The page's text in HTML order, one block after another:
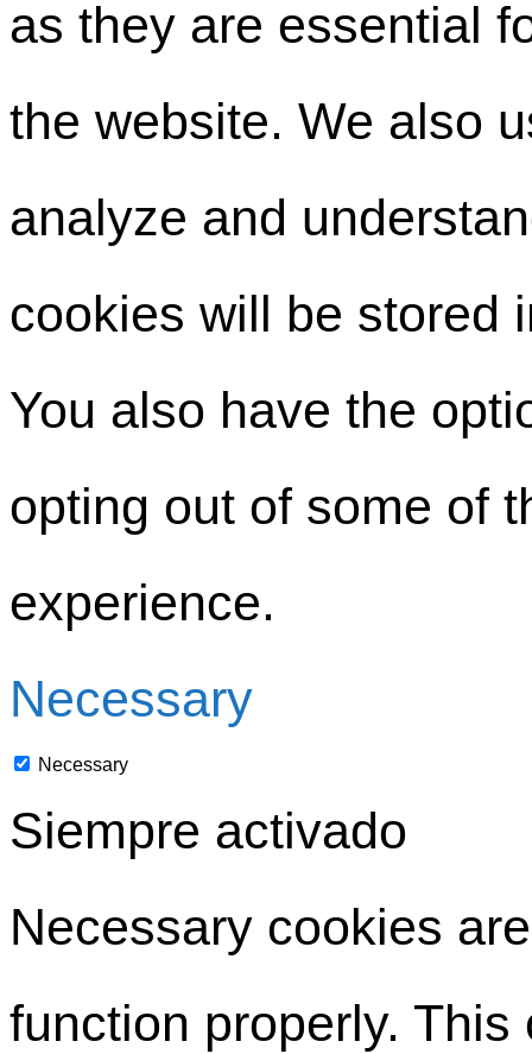
as they are essential
the website. We also
analyze and
cookies will be stored
You also have the
opting out of some of
experience.
Necessary
Necessary
Siempre activado
Necessary cookies
function properly.